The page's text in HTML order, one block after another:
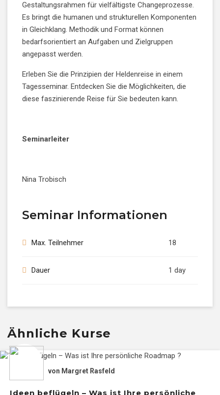
Gestaltungsrahmen für vielfältigste Changeprozesse.
Es bringt die humanen und strukturellen Komponenten
in Gleichklang. Methodik und Format können
bedarfsorientiert an Aufgaben und Zielgruppen
angepasst werden.
Erleben Sie die Prinzipien der Heldenreise in einem
Tagesseminar. Entdecken Sie die Möglichkeiten, die
diese faszinierende Reise für Sie bedeuten kann.
Seminarleiter
Nina Trobisch
Seminar Informationen
Max. Teilnehmer 18
Dauer 1 day
Ähnliche Kurse
von Margret Rasfeld
Ideen beflügeln – Was ist Ihre persönliche